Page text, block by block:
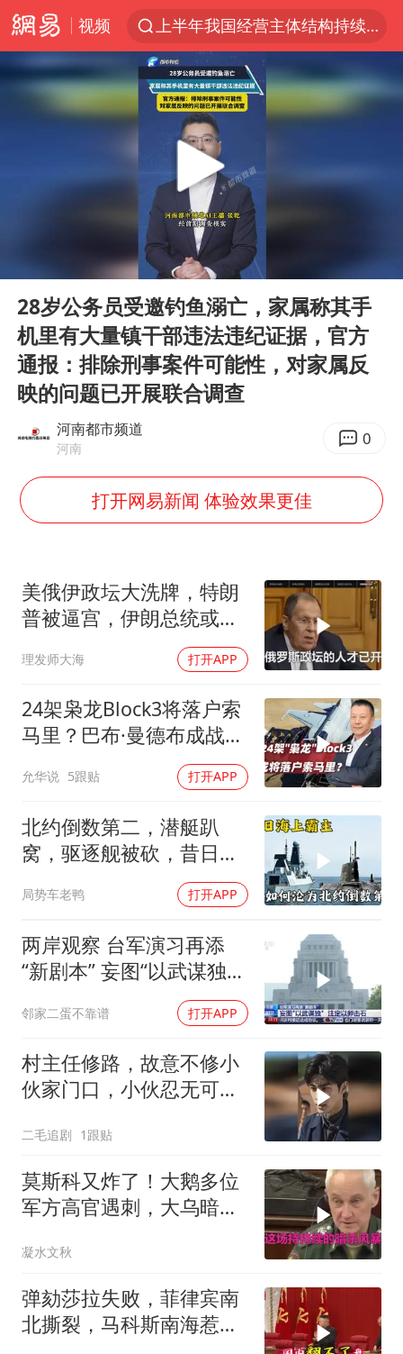
视频
上半年我国经营主体结构持续优化
白海豚将给京津冀带来大暴雨
刘嘉玲晒与周星驰合照
《披荆斩棘2026》阵容官宣
上海有出现龙卷潜势
香港高温刷新历史纪录
王艺迪无缘横滨赛决赛
2025年小学教师减少13.19万
王艺迪2-4不敌张本美和止步4强
以军士兵把枪口对准中国记者
《龙餐馆》 冲奖
笔试第一被劝弃考涉事副校长被撤职
奋力开创中国式现代化建设新局面
Play
28岁公务员受邀钓鱼溺亡，家属称其手
机里有大量镇干部违法违纪证据，官方
通报：排除刑事案件可能性，对家属反
映的问题已开展联合调查
河南都市频道
河南 0
打开网易新闻 体验效果更佳
美俄伊政坛大洗牌，特朗
普被逼宫，伊朗总统或下
理发师大海 打开APP
24架枭龙Block3将落户索
马里？巴布·曼德布成战略
允华说 5跟贴 打开APP
北约倒数第二，潜艇趴
窝，驱逐舰被砍，昔日的
局势车老鸭 打开APP
两岸观察 台军演习再添
“新剧本” 妄图“以武谋独”
邻家二蛋不靠谱 打开APP
村主任修路，故意不修小
伙家门口，小伙忍无可忍
二毛追剧 1跟贴
莫斯科又炸了！大鹅多位
军方高官遇刺，大乌暗杀
凝水文秋
弹劾莎拉失败，菲律宾南
北撕裂，马科斯南海惹